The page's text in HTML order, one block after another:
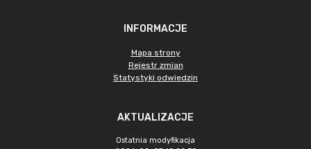
INFORMACJE
Mapa strony
Rejestr zmian
Statystyki odwiedzin
AKTUALIZACJE
Ostatnia modyfikacja